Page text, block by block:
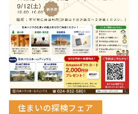
住まいの探検フェア